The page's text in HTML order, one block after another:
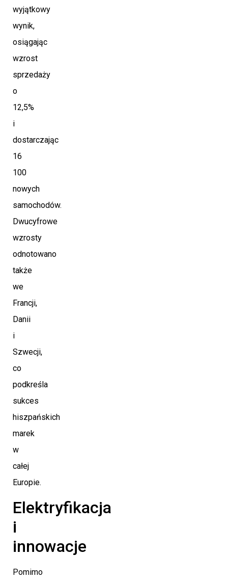
wyjątkowy
wynik,
osiągając
wzrost
sprzedaży
o
12,5%
i
dostarczając
16
100
nowych
samochodów.
Dwucyfrowe
wzrosty
odnotowano
także
we
Francji,
Danii
i
Szwecji,
co
podkreśla
sukces
hiszpańskich
marek
w
całej
Europie.
Elektryfikacja
i
innowacje
Pomimo